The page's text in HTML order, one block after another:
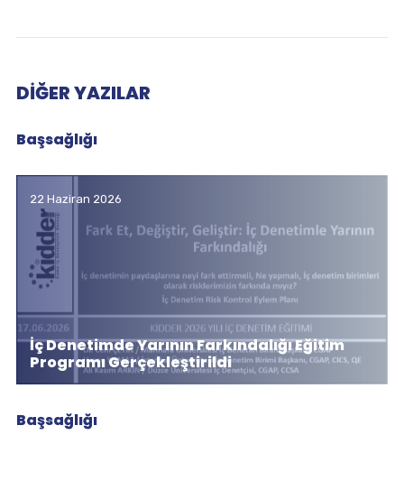
DIĞER YAZILAR
Başsağlığı
22 Haziran 2026
İç Denetimde Yarının Farkındalığı Eğitim
Programı Gerçekleştirildi
Başsağlığı